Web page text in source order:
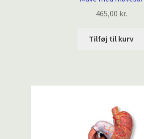
465,00 kr.
Tilføj til kurv